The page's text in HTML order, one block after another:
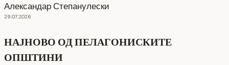
Александар Степанулески
29.07.2026
НАЈНОВО ОД ПЕЛАГОНИСКИТЕ
ОПШТИНИ